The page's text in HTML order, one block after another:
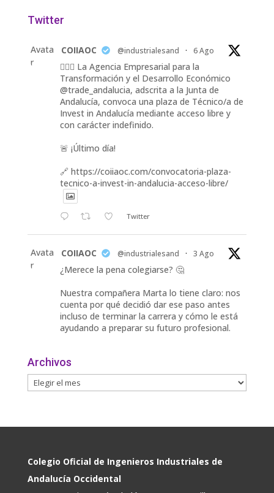
Twitter
Avata
r
COIIAOC @industrialesand · 6 Ago
👷🏽‍♀️ La Agencia Empresarial para la
Transformación y el Desarrollo Económico
@trade_andalucia, adscrita a la Junta de
Andalucía, convoca una plaza de Técnico/a de
Invest in Andalucía mediante acceso libre y
con carácter indefinido.
🚨 ¡Último día!
🔗 https://coiiaoc.com/convocatoria-plaza-
tecnico-a-invest-in-andalucia-acceso-libre/
Twitter
Avata
r
COIIAOC @industrialesand · 3 Ago
¿Merece la pena colegiarse? 🤔
Nuestra compañera Marta lo tiene claro: nos
cuenta por qué decidió dar ese paso antes
incluso de terminar la carrera y cómo le está
ayudando a preparar su futuro profesional.
🤝 Contacto con profesionales y empresas.
💼
r
🏎️ Fórmula Gades, la escudería de la
@univcadiz, presenta el G26, un monoplaza
más ligero, sostenible y adaptado a la nueva
Archivos
Colegio Oficial de Ingenieros Industriales de
Andalucía Occidental